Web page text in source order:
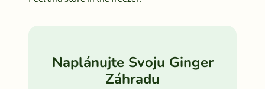
Naplánujte Svoju Ginger
Záhradu